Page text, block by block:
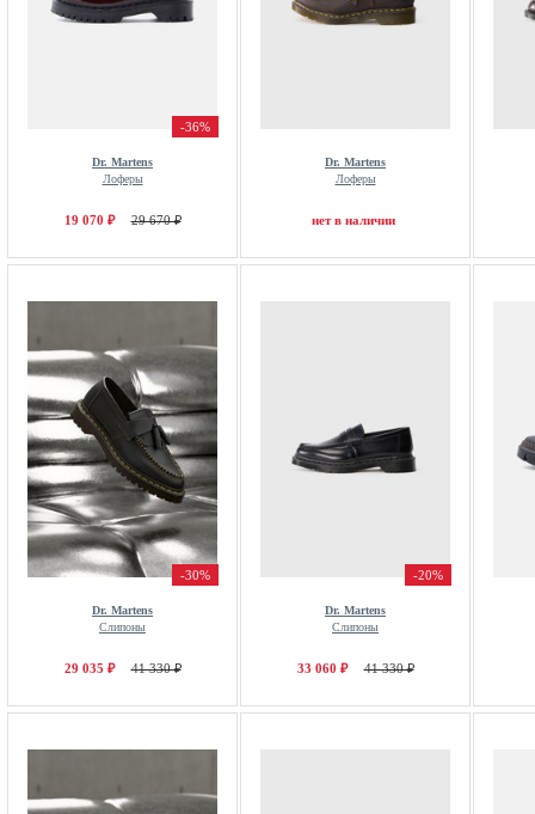
-36%
Dr. Martens
Лоферы
19 070 ₽ 29 670 ₽
Dr. Martens
Лоферы
нет в наличии
-30%
Dr. Martens
Слипоны
29 035 ₽ 41 330 ₽
-20%
Dr. Martens
Слипоны
33 060 ₽ 41 330 ₽